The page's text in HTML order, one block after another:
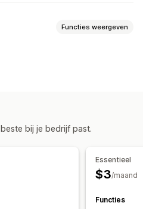
Functies weergeven
bij je bedrijf past.
Essentieel
$3/maand
Functies